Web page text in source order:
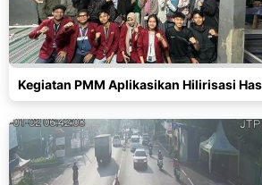
Kegiatan PMM Aplikasikan Hilirisasi